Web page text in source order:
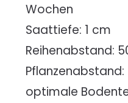
Wochen
Saattiefe: 1 cm
Reihenabstand:
optimale